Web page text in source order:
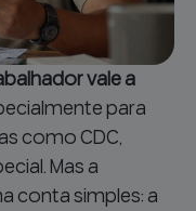
vale a
para
como CDC,
Mas a
conta simples: a